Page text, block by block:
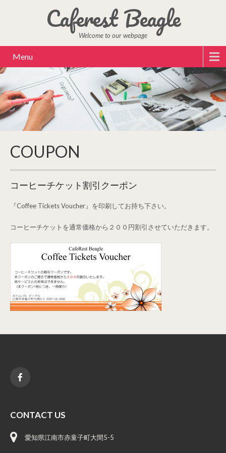
Caferest Beagle
Welcome to our webpage
Menu
COUPON
コーヒーチケット割引クーポン
『Coffee Tickets Voucher』を印刷してお持ち下さい。
コーヒーチケットを通常価格から２００円割引させていただきます。
CONTACT US
愛知県江南市赤童子町大間5-5